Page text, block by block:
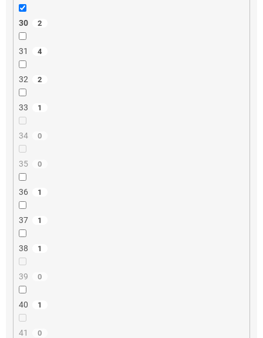
30 2
31 4
32 2
33 1
34 0
35 0
36 1
37 1
38 1
39 0
40 1
41 0